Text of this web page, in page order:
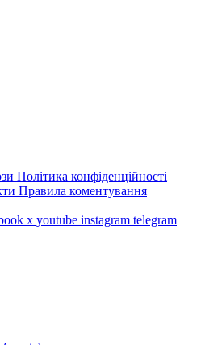
Політика конфіденційності
Правила коментування
x youtube instagram telegram